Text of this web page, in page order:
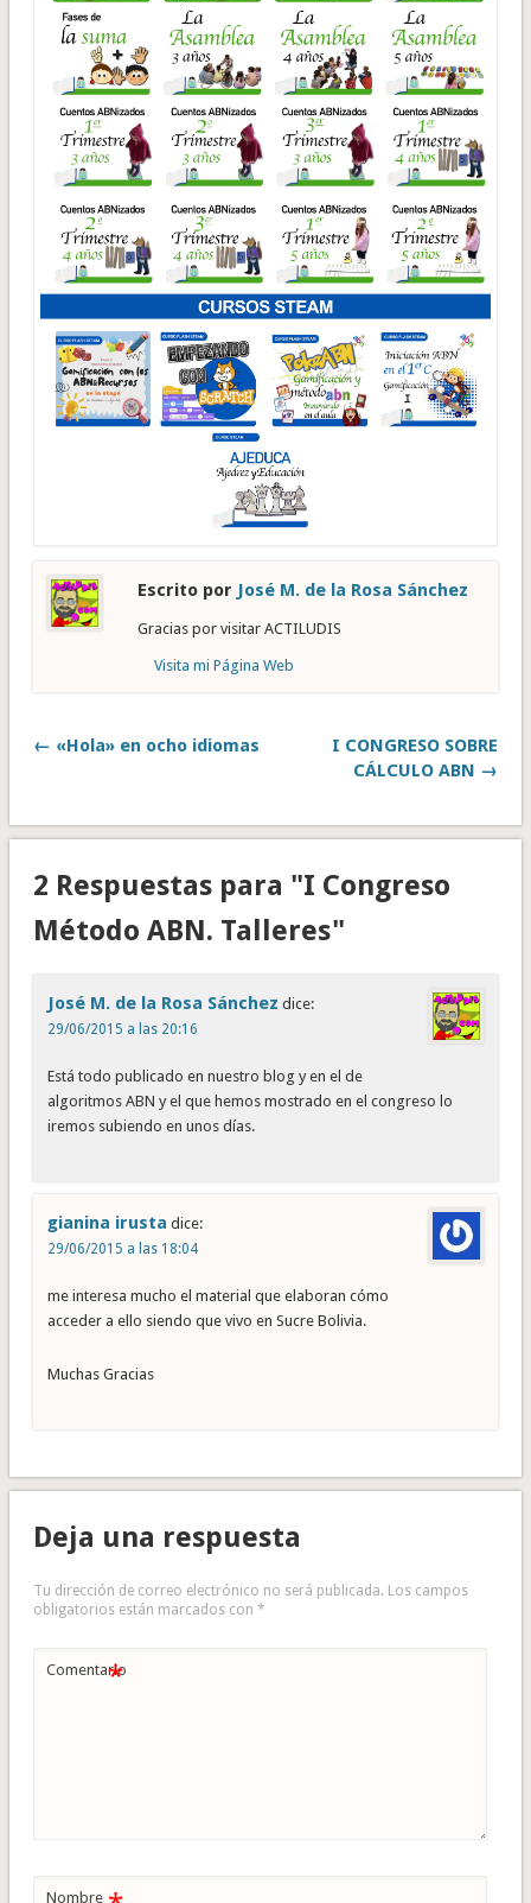
Escrito por José M. de la Rosa Sánchez
Gracias por visitar ACTILUDIS
Visita mi Página Web
← «Hola» en ocho idiomas
I CONGRESO SOBRE
CÁLCULO ABN →
2 Respuestas para "I Congreso
Método ABN. Talleres"
José M. de la Rosa Sánchez dice:
29/06/2015 a las 20:16
Está todo publicado en nuestro blog y en el de
algoritmos ABN y el que hemos mostrado en el congreso lo
iremos subiendo en unos días.
gianina irusta dice:
29/06/2015 a las 18:04
me interesa mucho el material que elaboran cómo
acceder a ello siendo que vivo en Sucre Bolivia.
Muchas Gracias
Deja una respuesta
Tu dirección de correo electrónico no será publicada. Los campos
obligatorios están marcados con *
Comentario
*
Nombre